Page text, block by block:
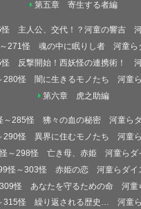
第五章 寄生する者編
怪 主人公、交代！？河童の響吉 河
271怪 魂の中に眠りし者 河童ら
怪 反撃開始！西妖怪の連携術！ 河
280怪 闇に生きるモノたち 河童ら
第六章 虎之助編
～285怪 狒々の血の秘密 河童らダ
290怪 異界に住むモノたち 河童ら
～298怪 亡き母、赤姫 河童らダ
怪～303怪 赤姫の恋 河童らダイ
怪 あなたを守るための命 河童
315怪 繰り返される歴史… 河童ら